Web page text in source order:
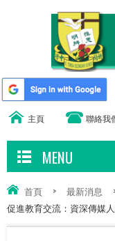
主頁 聯絡我
MENU
首頁 > 最新消息
促進教育交流：資深傳媒